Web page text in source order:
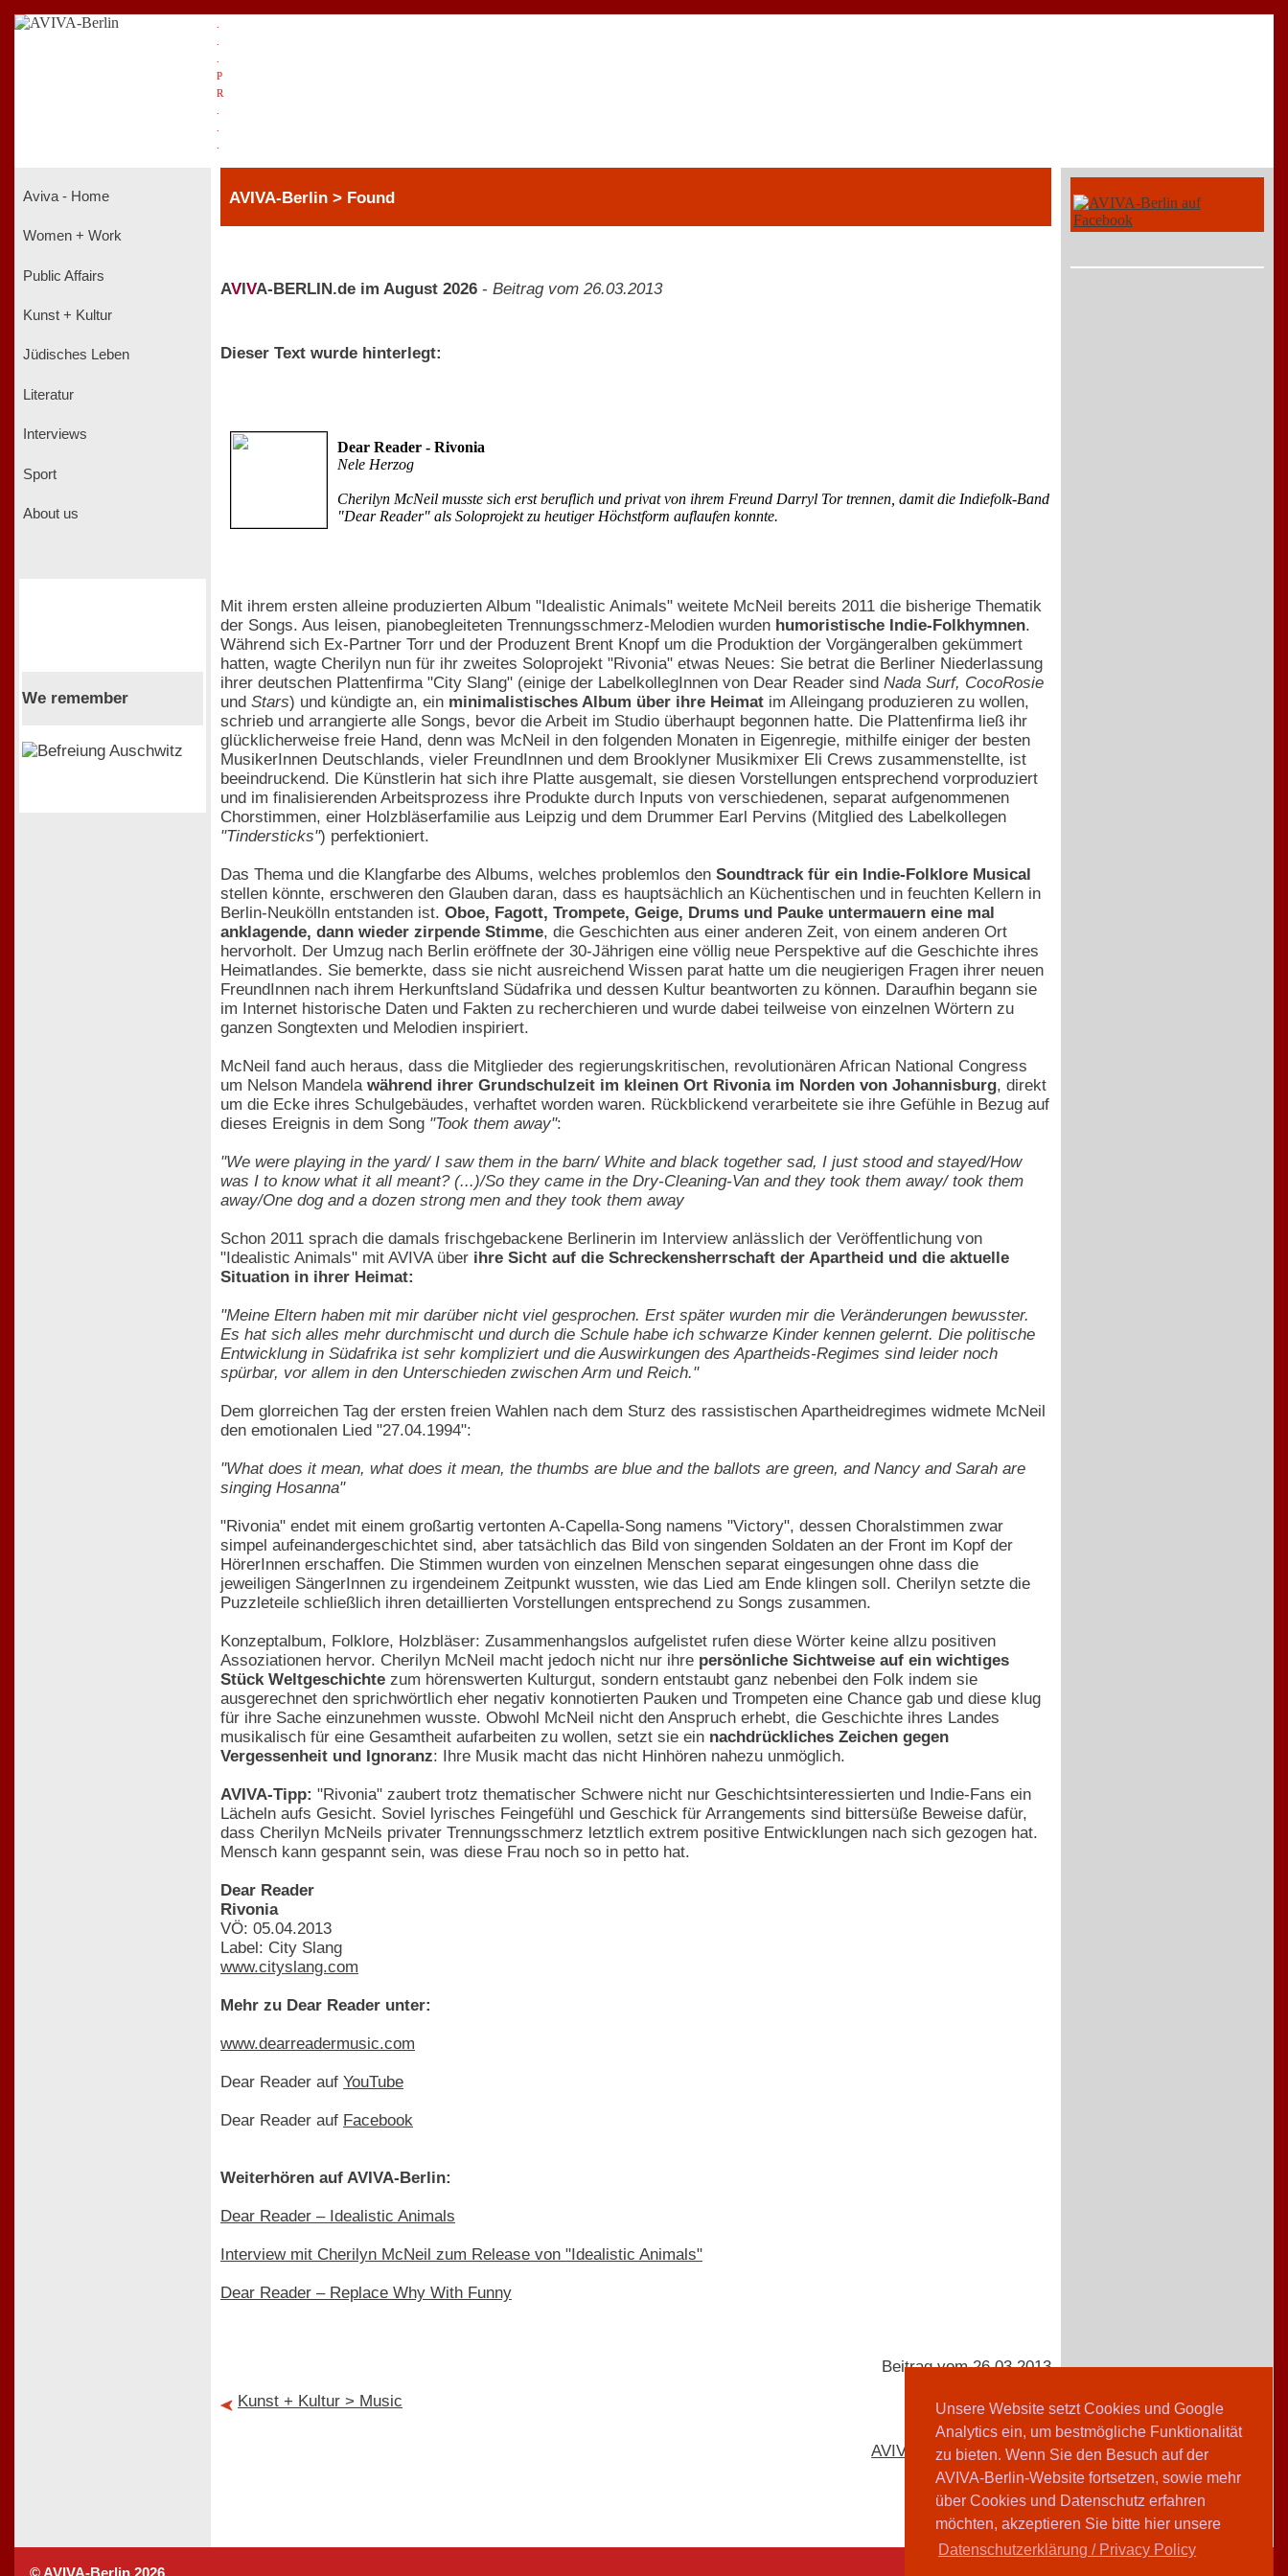
Unsere Website setzt Cookies und Google
Analytics ein, um bestmögliche Funktionalität
zu bieten. Wenn Sie den Besuch auf der
AVIVA-Berlin-Website fortsetzen, sowie mehr
über Cookies und Datenschutz erfahren
möchten, akzeptieren Sie bitte hier unsere
Datenschutzerklärung / Privacy Policy
P
R
Aviva - Home
Women + Work
Public Affairs
Kunst + Kultur
Jüdisches Leben
Literatur
Interviews
Sport
About us
We remember
AVIVA-Berlin > Found
AV VA-BERLIN.de im August 2026 - Beitrag vom 26.03.2013
Dieser Text wurde hinterlegt:
Dear Reader - Rivonia
Nele Herzog
Cherilyn McNeil musste sich erst beruflich und privat von ihrem Freund Darryl Tor trennen, damit die Indiefolk-Band
"Dear Reader" als Soloprojekt zu heutiger Höchstform auflaufen konnte.
Mit ihrem ersten alleine produzierten Album "Idealistic Animals" weitete McNeil bereits 2011 die bisherige Thematik
der Songs. Aus leisen, pianobegleiteten Trennungsschmerz-Melodien wurden humoristische Indie-Folkhymnen.
Während sich Ex-Partner Torr und der Produzent Brent Knopf um die Produktion der Vorgängeralben gekümmert
hatten, wagte Cherilyn nun für ihr zweites Soloprojekt "Rivonia" etwas Neues: Sie betrat die Berliner Niederlassung
ihrer deutschen Plattenfirma "City Slang" (einige der LabelkollegInnen von Dear Reader sind Nada Surf, CocoRosie
und Stars) und kündigte an, ein minimalistisches Album über ihre Heimat im Alleingang produzieren zu wollen,
schrieb und arrangierte alle Songs, bevor die Arbeit im Studio überhaupt begonnen hatte. Die Plattenfirma ließ ihr
glücklicherweise freie Hand, denn was McNeil in den folgenden Monaten in Eigenregie, mithilfe einiger der besten
MusikerInnen Deutschlands, vieler FreundInnen und dem Brooklyner Musikmixer Eli Crews zusammenstellte, ist
beeindruckend. Die Künstlerin hat sich ihre Platte ausgemalt, sie diesen Vorstellungen entsprechend vorproduziert
und im finalisierenden Arbeitsprozess ihre Produkte durch Inputs von verschiedenen, separat aufgenommenen
Chorstimmen, einer Holzbläserfamilie aus Leipzig und dem Drummer Earl Pervins (Mitglied des Labelkollegen
"Tindersticks") perfektioniert.
Das Thema und die Klangfarbe des Albums, welches problemlos den Soundtrack für ein Indie-Folklore Musical
stellen könnte, erschweren den Glauben daran, dass es hauptsächlich an Küchentischen und in feuchten Kellern in
Berlin-Neukölln entstanden ist. Oboe, Fagott, Trompete, Geige, Drums und Pauke untermauern eine mal
anklagende, dann wieder zirpende Stimme, die Geschichten aus einer anderen Zeit, von einem anderen Ort
hervorholt. Der Umzug nach Berlin eröffnete der 30-Jährigen eine völlig neue Perspektive auf die Geschichte ihres
Heimatlandes. Sie bemerkte, dass sie nicht ausreichend Wissen parat hatte um die neugierigen Fragen ihrer neuen
FreundInnen nach ihrem Herkunftsland Südafrika und dessen Kultur beantworten zu können. Daraufhin begann sie
im Internet historische Daten und Fakten zu recherchieren und wurde dabei teilweise von einzelnen Wörtern zu
ganzen Songtexten und Melodien inspiriert.
McNeil fand auch heraus, dass die Mitglieder des regierungskritischen, revolutionären African National Congress
um Nelson Mandela während ihrer Grundschulzeit im kleinen Ort Rivonia im Norden von Johannisburg, direkt
um die Ecke ihres Schulgebäudes, verhaftet worden waren. Rückblickend verarbeitete sie ihre Gefühle in Bezug auf
dieses Ereignis in dem Song "Took them away":
"We were playing in the yard/ I saw them in the barn/ White and black together sad, I just stood and stayed/How
was I to know what it all meant? (...)/So they came in the Dry-Cleaning-Van and they took them away/ took them
away/One dog and a dozen strong men and they took them away
Schon 2011 sprach die damals frischgebackene Berlinerin im Interview anlässlich der Veröffentlichung von
"Idealistic Animals" mit AVIVA über ihre Sicht auf die Schreckensherrschaft der Apartheid und die aktuelle
Situation in ihrer Heimat:
"Meine Eltern haben mit mir darüber nicht viel gesprochen. Erst später wurden mir die Veränderungen bewusster.
Es hat sich alles mehr durchmischt und durch die Schule habe ich schwarze Kinder kennen gelernt. Die politische
Entwicklung in Südafrika ist sehr kompliziert und die Auswirkungen des Apartheids-Regimes sind leider noch
spürbar, vor allem in den Unterschieden zwischen Arm und Reich."
Dem glorreichen Tag der ersten freien Wahlen nach dem Sturz des rassistischen Apartheidregimes widmete McNeil
den emotionalen Lied "27.04.1994":
"What does it mean, what does it mean, the thumbs are blue and the ballots are green, and Nancy and Sarah are
singing Hosanna"
"Rivonia" endet mit einem großartig vertonten A-Capella-Song namens "Victory", dessen Choralstimmen zwar
simpel aufeinandergeschichtet sind, aber tatsächlich das Bild von singenden Soldaten an der Front im Kopf der
HörerInnen erschaffen. Die Stimmen wurden von einzelnen Menschen separat eingesungen ohne dass die
jeweiligen SängerInnen zu irgendeinem Zeitpunkt wussten, wie das Lied am Ende klingen soll. Cherilyn setzte die
Puzzleteile schließlich ihren detaillierten Vorstellungen entsprechend zu Songs zusammen.
Konzeptalbum, Folklore, Holzbläser: Zusammenhangslos aufgelistet rufen diese Wörter keine allzu positiven
Assoziationen hervor. Cherilyn McNeil macht jedoch nicht nur ihre persönliche Sichtweise auf ein wichtiges
Stück Weltgeschichte zum hörenswerten Kulturgut, sondern entstaubt ganz nebenbei den Folk indem sie
ausgerechnet den sprichwörtlich eher negativ konnotierten Pauken und Trompeten eine Chance gab und diese klug
für ihre Sache einzunehmen wusste. Obwohl McNeil nicht den Anspruch erhebt, die Geschichte ihres Landes
musikalisch für eine Gesamtheit aufarbeiten zu wollen, setzt sie ein nachdrückliches Zeichen gegen
Vergessenheit und Ignoranz: Ihre Musik macht das nicht Hinhören nahezu unmöglich.
AVIVA-Tipp: "Rivonia" zaubert trotz thematischer Schwere nicht nur Geschichtsinteressierten und Indie-Fans ein
Lächeln aufs Gesicht. Soviel lyrisches Feingefühl und Geschick für Arrangements sind bittersüße Beweise dafür,
dass Cherilyn McNeils privater Trennungsschmerz letztlich extrem positive Entwicklungen nach sich gezogen hat.
Mensch kann gespannt sein, was diese Frau noch so in petto hat.
Dear Reader
Rivonia
VÖ: 05.04.2013
Label: City Slang
www.cityslang.com
Mehr zu Dear Reader unter:
www.dearreadermusic.com
Dear Reader auf YouTube
Dear Reader auf Facebook
Weiterhören auf AVIVA-Berlin:
Dear Reader – Idealistic Animals
Interview mit Cherilyn McNeil zum Release von "Idealistic Animals"
Dear Reader – Replace Why With Funny
Kunst + Kultur > Music
Beitrag vom 26.03.2013
AVIVA-Redaktion